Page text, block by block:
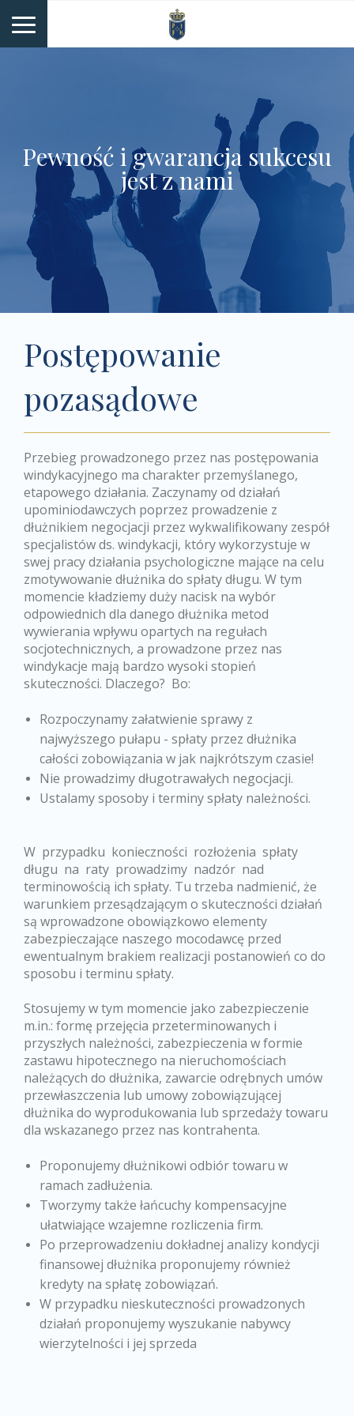
Pewność i gwarancja sukcesu
jest z nami
Postępowanie
pozasądowe
Przebieg prowadzonego przez nas postępowania
windykacyjnego ma charakter przemyślanego,
etapowego działania. Zaczynamy od działań
upominiodawczych poprzez prowadzenie z
dłużnikiem negocjacji przez wykwalifikowany zespół
specjalistów ds. windykacji, który wykorzystuje w
swej pracy działania psychologiczne mające na celu
zmotywowanie dłużnika do spłaty długu. W tym
momencie kładziemy duży nacisk na wybór
odpowiednich dla danego dłużnika metod
wywierania wpływu opartych na regułach
socjotechnicznych, a prowadzone przez nas
windykacje mają bardzo wysoki stopień
skuteczności. Dlaczego? Bo:
Rozpoczynamy załatwienie sprawy z
najwyższego pułapu - spłaty przez dłużnika
całości zobowiązania w jak najkrótszym czasie!
Nie prowadzimy długotrawałych negocjacji.
Ustalamy sposoby i terminy spłaty należności.
W przypadku konieczności rozłożenia spłaty
długu na raty prowadzimy nadzór nad
terminowością ich spłaty. Tu trzeba nadmienić, że
warunkiem przesądzającym o skuteczności działań
są wprowadzone obowiązkowo elementy
zabezpieczające naszego mocodawcę przed
ewentualnym brakiem realizacji postanowień co do
sposobu i terminu spłaty.
Stosujemy w tym momencie jako zabezpieczenie
m.in.: formę przejęcia przeterminowanych i
przyszłych należności, zabezpieczenia w formie
zastawu hipotecznego na nieruchomościach
należących do dłużnika, zawarcie odrębnych umów
przewłaszczenia lub umowy zobowiązującej
dłużnika do wyprodukowania lub sprzedaży towaru
dla wskazanego przez nas kontrahenta.
Proponujemy dłużnikowi odbiór towaru w
ramach zadłużenia.
Tworzymy także łańcuchy kompensacyjne
ułatwiające wzajemne rozliczenia firm.
Po przeprowadzeniu dokładnej analizy kondycji
finansowej dłużnika proponujemy również
kredyty na spłatę zobowiązań.
W przypadku nieskuteczności prowadzonych
działań proponujemy wyszukanie nabywcy
wierzytelności i jej sprzeda